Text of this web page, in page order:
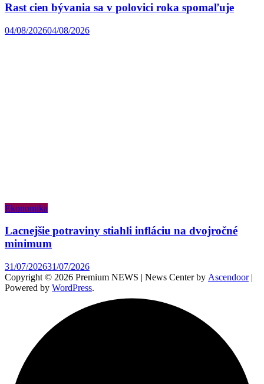
Rast cien bývania sa v polovici roka spomaľuje
04/08/202604/08/2026
Ekonomika
Lacnejšie potraviny stiahli infláciu na dvojročné
minimum
31/07/202631/07/2026
Copyright © 2026 Premium NEWS | News Center by Ascendoor|
Powered by WordPress.